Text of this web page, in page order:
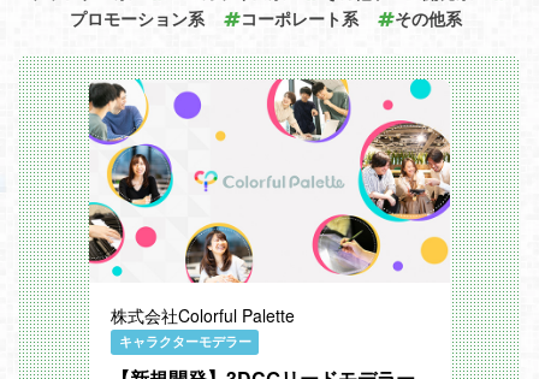
----------------------------
制作機材は？
----------------------------
一人1セット
・制作用WindowsPC、iOS用の開発をす
る場合はMac(iMac, Mac miniなど)
・希望者へはデュアルモニタ
・モバイルゲーム制作の場合、制作用スマ
ートフォンまたはタブレット、コンソール
機の場合、開発用コンソール機
・ソフトウェアはおおむね希望のものが利
用可能
プロモーション系
コーポレート系 その他系
株式会社Colorful Palette
キャラクターモデラー